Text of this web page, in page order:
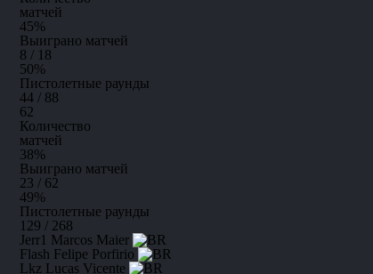
матчей
45%
Выиграно матчей
8 / 18
50%
Пистолетные раунды
44 / 88
62
Количество
матчей
38%
Выиграно матчей
23 / 62
49%
Пистолетные раунды
129 / 268
Jerr1 Marcos Maier
Flash Felipe Porfirio
Lkz Lucas Vicente